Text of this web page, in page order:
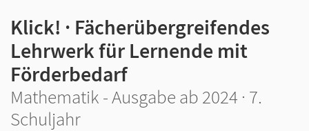
Klick! · Fächerübergreifendes
Lehrwerk für Lernende mit
Förderbedarf
Mathematik - Ausgabe ab 2024 · 7.
Schuljahr